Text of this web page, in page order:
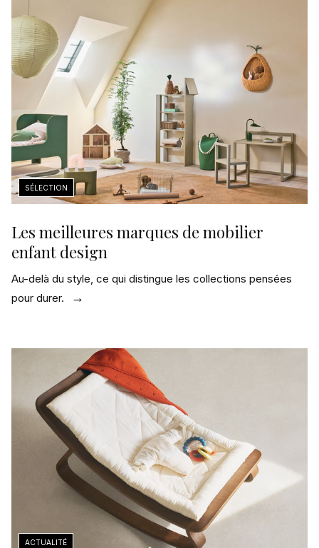
Les meilleures marques de mobilier
enfant design
Au-delà du style, ce qui distingue les collections pensées
pour durer.